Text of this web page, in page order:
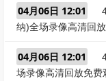
04月06日 12:01
纳)全场录像高清回
04月06日 12:01
场录像高清回放免费